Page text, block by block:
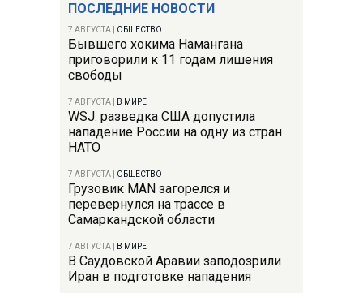
ПОСЛЕДНИЕ НОВОСТИ
7 АВГУСТА ОБЩЕСТВО
Бывшего хокима Намангана
приговорили к 11 годам лишения
свободы
7 АВГУСТА В МИРЕ
WSJ: разведка США допустила
нападение России на одну из стран
НАТО
7 АВГУСТА ОБЩЕСТВО
Грузовик MAN загорелся и
перевернулся на трассе в
Самаркандской области
7 АВГУСТА В МИРЕ
В Саудовской Аравии заподозрили
Иран в подготовке нападения